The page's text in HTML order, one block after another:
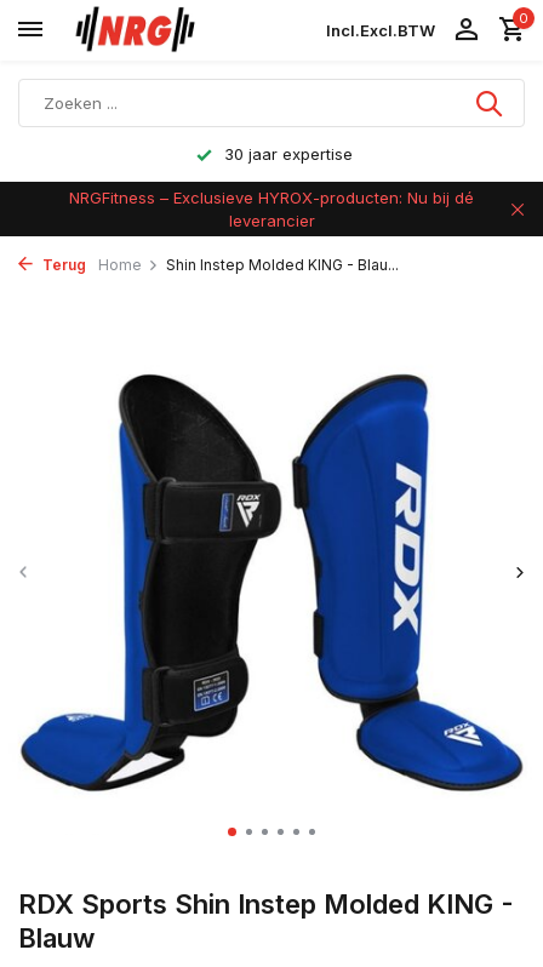
Incl.Excl.BTW
0
Achteraf betalen
NRGFitness – Exclusieve HYROX-producten: Nu bij dé
leverancier
Terug Home Shin Instep Molded KING - Blau...
RDX Sports Shin Instep Molded KING -
Blauw